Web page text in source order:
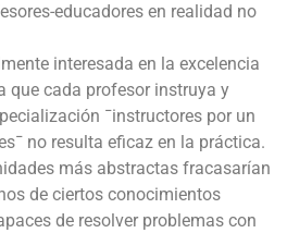
educadores en realidad no
interesada en la excelencia
que cada profesor instruya y
¯instructores por un
no resulta eficaz en la práctica.
más abstractas fracasarían
de ciertos conocimientos
de resolver problemas con